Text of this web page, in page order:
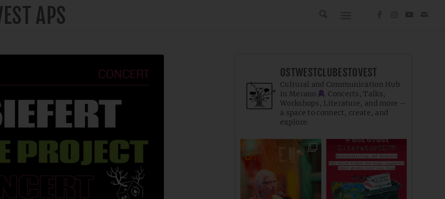
APS
OSTWESTCLUBESTOVEST
Cultural and Communication Hub
in Merano
Concerts, Talks,
Workshops, Literature, and more –
a space to connect, create, and
explore.